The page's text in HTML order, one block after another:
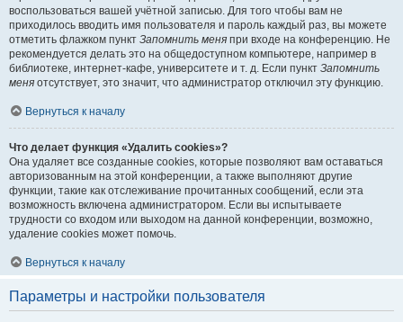
воспользоваться вашей учётной записью. Для того чтобы вам не
приходилось вводить имя пользователя и пароль каждый раз, вы можете
отметить флажком пункт Запомнить меня при входе на конференцию. Не
рекомендуется делать это на общедоступном компьютере, например в
библиотеке, интернет-кафе, университете и т. д. Если пункт Запомнить
меня отсутствует, это значит, что администратор отключил эту функцию.
Вернуться к началу
Что делает функция «Удалить cookies»?
Она удаляет все созданные cookies, которые позволяют вам оставаться
авторизованным на этой конференции, а также выполняют другие
функции, такие как отслеживание прочитанных сообщений, если эта
возможность включена администратором. Если вы испытываете
трудности со входом или выходом на данной конференции, возможно,
удаление cookies может помочь.
Вернуться к началу
Параметры и настройки пользователя